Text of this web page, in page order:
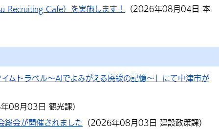
Recruiting Cafe）を実施します！ （2026年08月04日 本
ムトラベル～AIでよみがえる廃線の記憶～」にて中津市が
08月03日 観光課）
総会が開催されました （2026年08月03日 建設政策課）